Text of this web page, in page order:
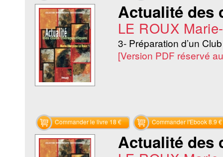
Actualité des
LE ROUX
3- Préparation d’un
[Version PDF réservé
Commander le livre 18 € Commander l'Ebook 8.9 €
Actualité des